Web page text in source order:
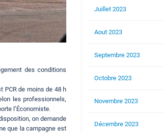
des conditions
PCR de moins de 48 h
les professionnels,
l’Économiste.
on demande
que la campagne est
Juillet 2023
Aout 2023
Septembre 2023
Octobre 2023
Novembre 2023
Décembre 2023